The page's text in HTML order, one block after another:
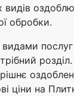
обробки.
видами
ціни на